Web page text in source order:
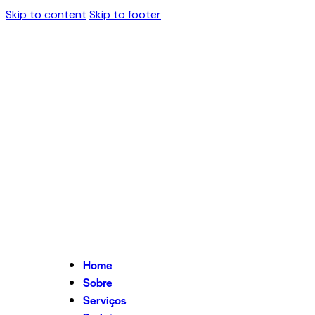
Skip to content Skip to footer
Home
Sobre
Serviços